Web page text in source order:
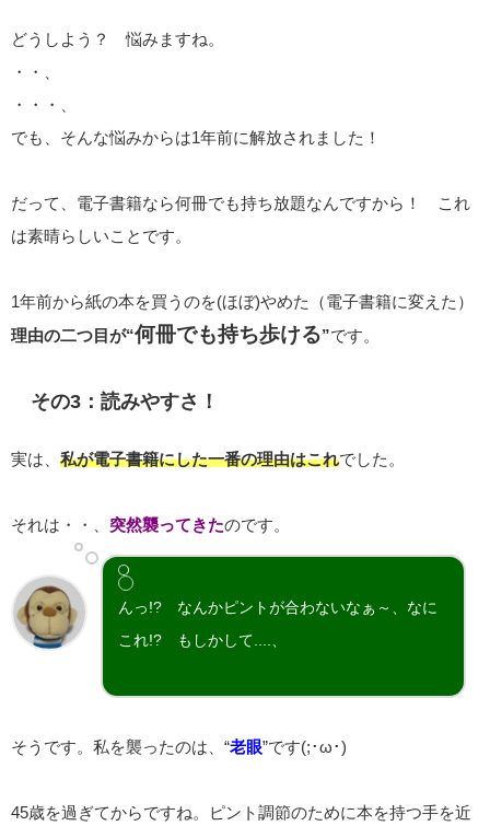
どうしよう？ 悩みますね。
・・、
・・・、
でも、そんな悩みからは1年前に解放されました！
だって、電子書籍なら何冊でも持ち放題なんですから！ これ
は素晴らしいことです。
1年前から紙の本を買うのを(ほぼ)やめた（電子書籍に変えた）
理由の二つ目が“何冊でも持ち歩ける”です。
その3：読みやすさ！
実は、 私が電子書籍にした一番の理由はこれでした。
それは・・、 突然襲ってきたのです。
んっ!? なんかピントが合わないなぁ～、なに
これ!? もしかして....、
そうです。私を襲ったのは、“老眼”です(;･ω･)
45歳を過ぎてからですね。ピント調節のために本を持つ手を近